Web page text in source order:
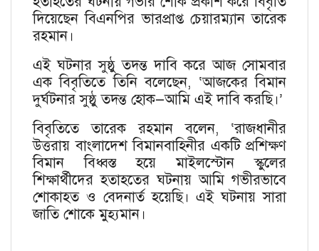
দিয়েছেন বিএনপির ভারপ্রাপ্ত চেয়ারম্যান তারেক
রহমান।
এই ঘটনার সুষ্ঠু তদন্ত দাবি করে আজ সোমবার
এক বিবৃতিতে তিনি বলেছেন, ‘আজকের বিমান
দুর্ঘটনার সুষ্ঠু তদন্ত হোক—আমি এই দাবি করছি।’
বিবৃতিতে তারেক রহমান বলেন, ‘রাজধানীর
উত্তরায় বাংলাদেশ বিমানবাহিনীর একটি প্রশিক্ষণ
বিমান বিধ্বস্ত হয়ে মাইলস্টোন স্কুলের
শিক্ষার্থীদের হতাহতের ঘটনায় আমি গভীরভাবে
শোকাহত ও বেদনার্ত হয়েছি। এই ঘটনায় সারা
জাতি শোকে মুহ্যমান।